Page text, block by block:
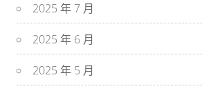
2025 年 7 月
2025 年 6 月
2025 年 5 月